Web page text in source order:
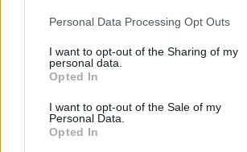
Personal Data Processing Opt Outs
I want to opt-out of the Sharing of my
personal data.
Opted In
I want to opt-out of the Sale of my
Personal Data.
Opted In
Tévedése
Iratkozz fel a Slatest hírlevelére, hogy
megkapd a legélesebb elemzéseket,
tanácsokat! Az ultra-feldolgozott
manapság az egyik legnagyobb
számítanak, de
Rooby